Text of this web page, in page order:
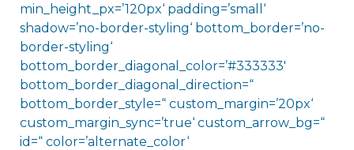
min_height_px=’120px‘ padding=’small‘
shadow=’no-border-styling‘ bottom_border=’no-
border-styling‘
bottom_border_diagonal_color=’#333333′
bottom_border_diagonal_direction=“
bottom_border_style=“ custom_margin=’20px‘
custom_margin_sync=’true‘ custom_arrow_bg=“
id=“ color=’alternate_color‘